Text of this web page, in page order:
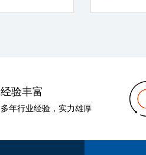
经验丰富
多年行业经验，实力雄厚